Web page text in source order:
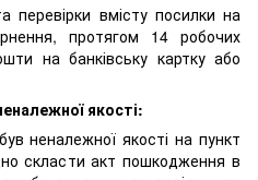
перевірки вмісту посилки на
протягом 14 робочих
на банківську картку або
якості:
неналежної якості на пункт
скласти акт пошкодження в